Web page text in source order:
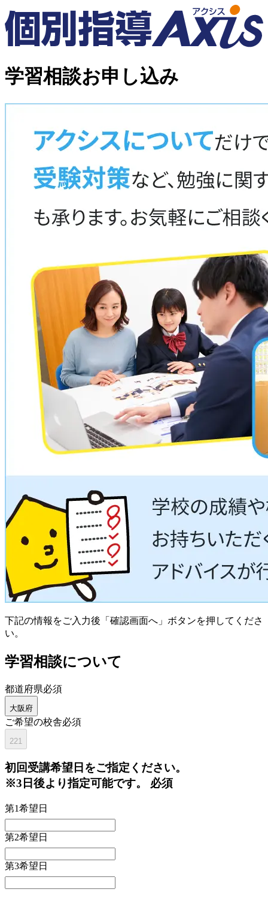
学習相談お申し込み
下記の情報をご入力後「確認画面へ」ボタンを押してくださ
い。
学習相談について
都道府県必須
大阪府
ご希望の校舎必須
221
初回受講希望日をご指定ください。
※3日後より指定可能です。 必須
第1希望日
第2希望日
第3希望日